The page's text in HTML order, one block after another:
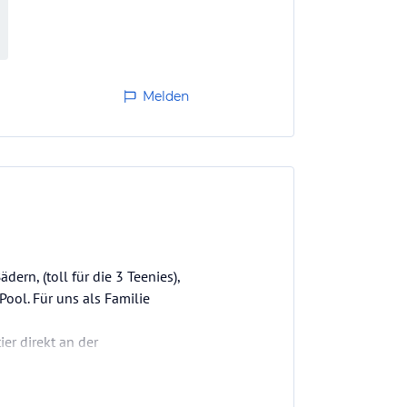
Melden
(toll für die 3 Teenies),
Für uns als Familie
direkt an der